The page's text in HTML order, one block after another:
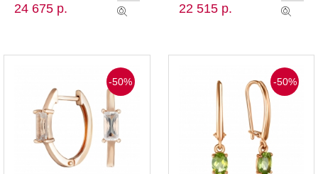
24 675 р. 22 515 р.
-50% -50%